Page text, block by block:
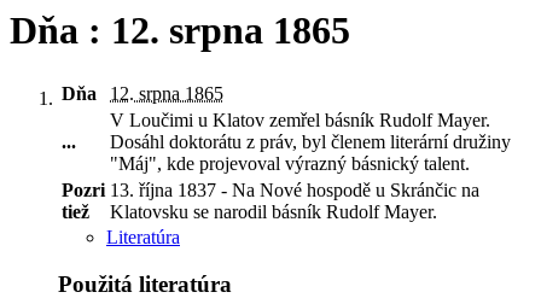
Dňa : 12. srpna 1865
Dňa 12. srpna 1865
...
V Loučimi u Klatov zemřel básník Rudolf Mayer.
Dosáhl doktorátu z práv, byl členem literární družiny
"Máj", kde projevoval výrazný básnický talent.
Pozri
tiež
13. října 1837 - Na Nové hospodě u Skránčic na
Klatovsku se narodil básník Rudolf Mayer.
Literatúra
Použitá literatúra